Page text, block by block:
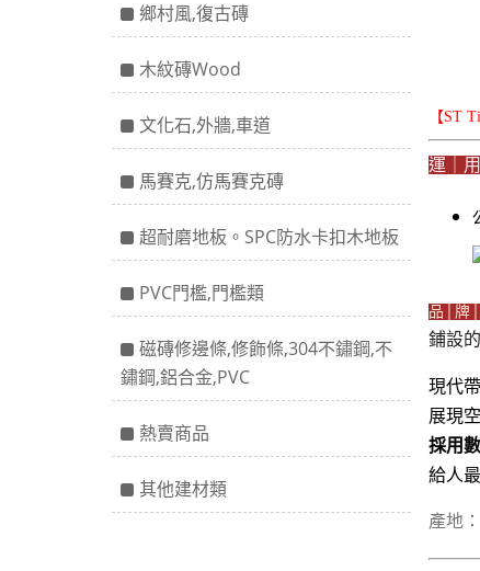
鄉村風,復古磚
木紋磚Wood
文化石,外牆,車道
馬賽克,仿馬賽克磚
超耐磨地板。SPC防水卡扣木地板
PVC門檻,門檻類
磁磚修邊條,修飾條,304不鏽鋼,不
鏽鋼,鋁合金,PVC
熱賣商品
其他建材類
【ST
運｜
品│牌
鋪設
現代
展現
採用
給人
產地